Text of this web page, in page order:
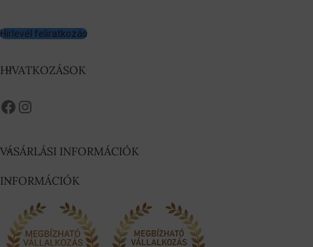
Hírlevél feliratkozás
HIVATKOZÁSOK
VÁSÁRLÁSI INFORMÁCIÓK
INFORMÁCIÓK